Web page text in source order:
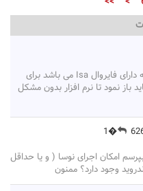
با سلام لطفا بفرمایید از شبکه ای که دارای فایروال Isa می باشد برای
باز نمود تا نرم افزار بدون مشکل
�1
امکان اجرای نوسا ( و یا حداقل
وجود دارد؟ ممنون